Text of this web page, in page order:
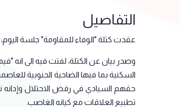
التفاصيل
عقدت كتلة "الوفاء للمقاومة" جلسة
وصدر بيان عن الكتلة، لفتت فيه الى انه
السكنية بما فيها الضاحية الجنوبية
حقهم السيادي في رفض الاحتلال وإدانه
تطبيع العلاقات مع كيانه الغاصب.